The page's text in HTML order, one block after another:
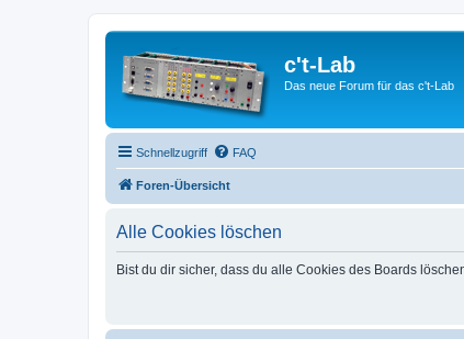
c't-Lab
Das neue Forum für das c't-Lab
Schnellzugriff FAQ
Foren-Übersicht
Alle Cookies löschen
Bist du dir sicher, dass du alle Cookies des Boards